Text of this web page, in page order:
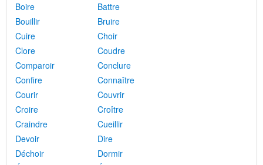
Boire
Battre
Bouillir
Bruire
Cuire
Choir
Clore
Coudre
Comparoir
Conclure
Confire
Connaître
Courir
Couvrir
Croire
Croître
Craindre
Cueillir
Devoir
Dire
Déchoir
Dormir